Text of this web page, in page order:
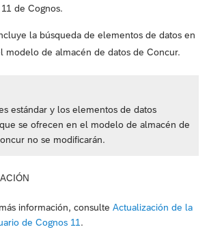
de Cognos.
la búsqueda de elementos de datos en
modelo de almacén de datos de Concur.
estándar y los elementos de datos
se ofrecen en el modelo de almacén de
no se modificarán.
información, consulte Actualización de la
de Cognos 11.